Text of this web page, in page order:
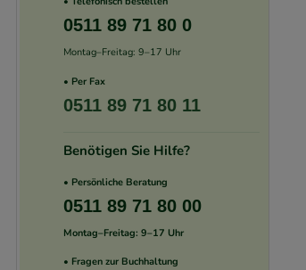
0511 89 71 80 0
Montag–Freitag: 9–17 Uhr
• Per Fax
0511 89 71 80 11
Benötigen Sie Hilfe?
• Persönliche Beratung
0511 89 71 80 00
Montag–Freitag: 9–17 Uhr
• Fragen zur Buchhaltung